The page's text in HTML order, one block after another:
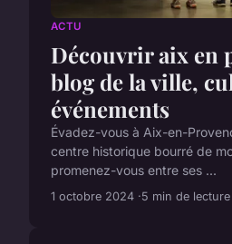
ACTU
Découvrir aix en
blog de la ville,
événements
Évadez-vous à Aix-en-
centre historique bourré de
promenez-vous entre ses ...
1 octobre 2024 5 min de lecture